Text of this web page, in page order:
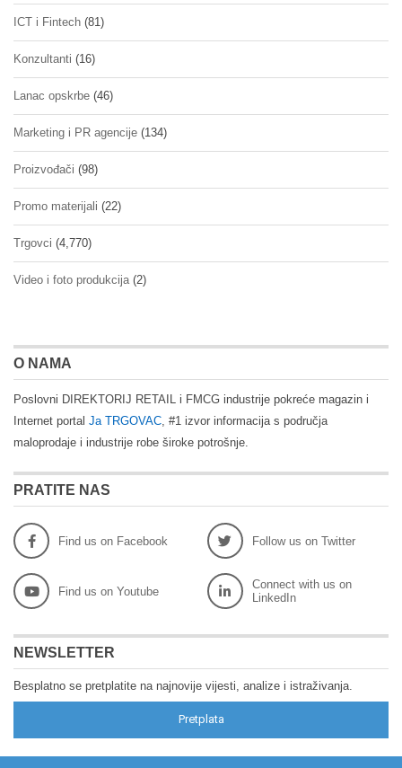
ICT i Fintech (81)
Konzultanti (16)
Lanac opskrbe (46)
Marketing i PR agencije (134)
Proizvođači (98)
Promo materijali (22)
Trgovci (4,770)
Video i foto produkcija(2)
O NAMA
Poslovni DIREKTORIJ RETAIL i FMCG industrije pokreće magazin i
Internet portal Ja TRGOVAC, #1 izvor informacija s područja
maloprodaje i industrije robe široke potrošnje.
PRATITE NAS
Find us on Facebook Follow us on Twitter
Find us on Youtube
Connect with us on
LinkedIn
NEWSLETTER
Besplatno se pretplatite na najnovije vijesti, analize i istraživanja.
Pretplata